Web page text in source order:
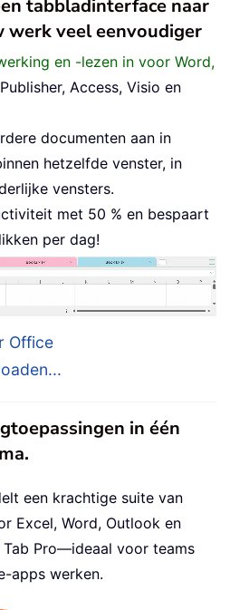
tabbladinterface naar
werk veel eenvoudiger
en -lezen in voor Word,
Access, Visio en
documenten aan in
hetzelfde venster, in
vensters.
met 50 % en bespaart
per dag!
Office
in één
een krachtige suite van
Excel, Word, Outlook en
Pro—ideaal voor teams
apps werken.